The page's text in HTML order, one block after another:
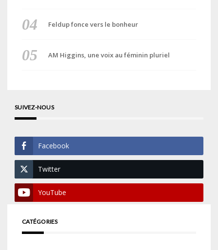
Feldup fonce vers le bonheur
AM Higgins, une voix au féminin pluriel
SUIVEZ-NOUS
Facebook
Twitter
YouTube
CATÉGORIES